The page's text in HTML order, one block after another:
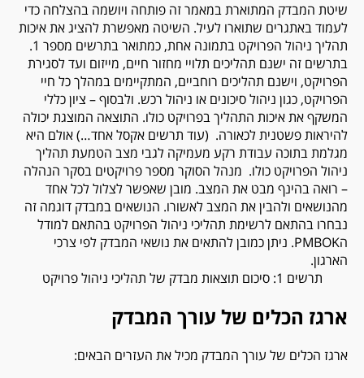
שיטת המבדק המתוארת במאמר זה פותחה ויושמה בהצלחה כדי
לעמוד באתגרים שתוארו לעיל. השיטה מאפשרת להציג את איכות
תהליך ניהול הפרויקט בתמונה אחת, כמתואר בתרשים מספר 1.
בתרשים זה ישנם תהליכים תלויי מחזור חיים, מייזום ועד לסגירת
הפרויקט, וישנם תהליכים רוחביים, המתקיימים במהלך כל חיי
הפרויקט, כגון ניהול סיכונים או ניהול רכש. ולבסוף – ציון כללי
המשקף את איכות התהליך בפרויקט כולו. התוצאה המוצגת יכולה
להיראות פשטנית לכאורה. (עוד תרשים אקסל אחד…) אולם היא
מגלמת בתוכה עבודת רקע מעמיקה לגבי מצב הטמעת תהליך
ניהול הפרויקט כולו. מנהל הסוקר מספר פרויקטים בסקר הנהלה
– רואה בהינף מבט את המצב. מובן שאפשר לצלול לכל אחד
מהנושאים ולהבין את המצב לאשורו. הנושאים במבדק דוגמה זה
נבחרו בהתאם לרשימת תהליכי ניהול הפרויקט בהתאם למודל
הPMBOK. ניתן כמובן להתאים את נושאי המבדק לפי צרכי
הארגון.
תרשים 1: סיכום תוצאות מבדק של תהליכי ניהול פרויקט
ארגז הכלים של עורך המבדק
ארגז הכלים של עורך המבדק מכיל את העזרים הבאים: